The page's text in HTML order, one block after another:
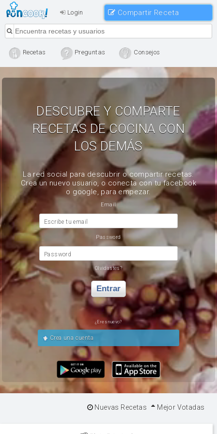
Login
Recetas Preguntas Consejos
DESCUBRE Y COMPARTE
RECETAS DE COCINA CON
LOS DEMÁS
La red social para descubrir o compartir recetas.
Crea un nuevo usuario, o conecta con tu facebook
o google, para empezar.
Email
Escribe tu email
Password
Password
Olvidastes?
Entrar
¿Eres nuevo?
Crea una cuenta
Compartir Receta
Nuevas Recetas Mejor Votadas